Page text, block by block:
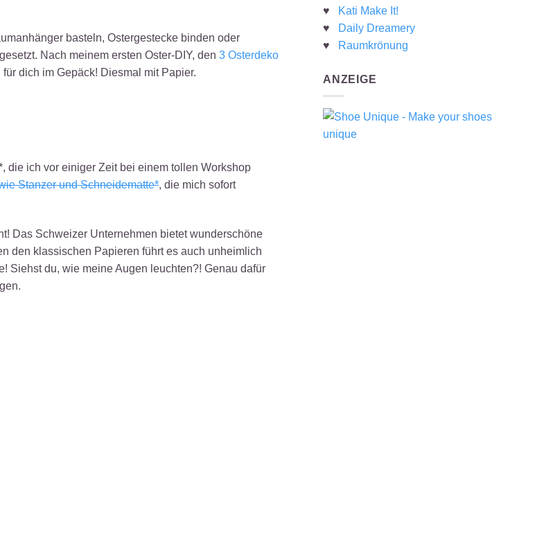
basteln, Ostergestecke binden oder
Nach meinem ersten Oster-DIY, den 3 Osterdeko
dich im Gepäck! Diesmal mit Papier.
die ich vor einiger Zeit bei einem tollen Workshop
Stanzer und Schneidematte*, die mich sofort
Das Schweizer Unternehmen bietet wunderschöne
den klassischen Papieren führt es auch unheimlich
Siehst du, wie meine Augen leuchten?! Genau dafür
♥
Kati Make It!
♥
Daily Dreamery
♥
Raumkrönung
ANZEIGE